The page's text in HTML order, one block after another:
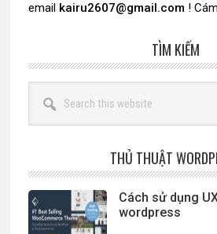
email kairu2607@gmail.com !
TÌM KIẾM
this
website
THỦ THUẬT
Cách sử dụng
wordpress